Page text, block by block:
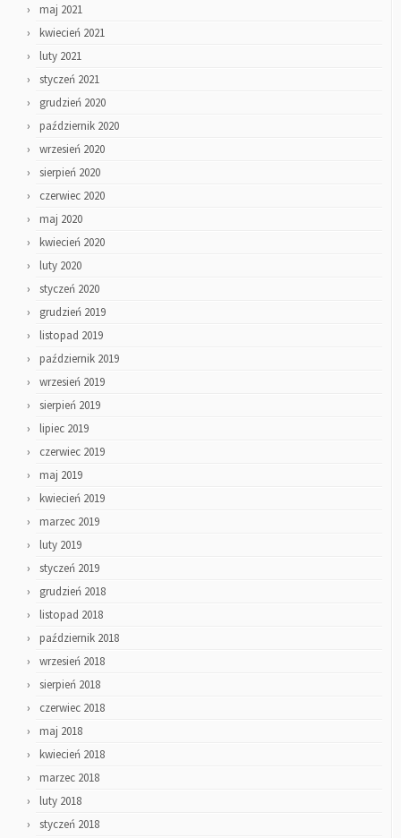
maj 2021
kwiecień 2021
luty 2021
styczeń 2021
grudzień 2020
październik 2020
wrzesień 2020
sierpień 2020
czerwiec 2020
maj 2020
kwiecień 2020
luty 2020
styczeń 2020
grudzień 2019
listopad 2019
październik 2019
wrzesień 2019
sierpień 2019
lipiec 2019
czerwiec 2019
maj 2019
kwiecień 2019
marzec 2019
luty 2019
styczeń 2019
grudzień 2018
listopad 2018
październik 2018
wrzesień 2018
sierpień 2018
czerwiec 2018
maj 2018
kwiecień 2018
marzec 2018
luty 2018
styczeń 2018